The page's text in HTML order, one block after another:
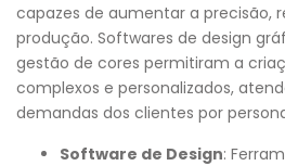
capazes de aumentar a precisão,
produção. Softwares de design
gestão de cores permitiram a
complexos e personalizados,
demandas dos clientes por
Software de Design: